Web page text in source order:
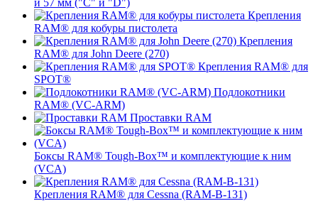
и 57 мм ("C" и "D")
Крепления
RAM® для кобуры пистолета
Крепления
RAM® для John Deere (270)
Крепления RAM® для
SPOT®
Подлокотники
RAM® (VC-ARM)
Проставки RAM
Боксы RAM® Tough-Box™ и комплектующие к ним
(VCA)
Крепления RAM® для Cessna (RAM-B-131)